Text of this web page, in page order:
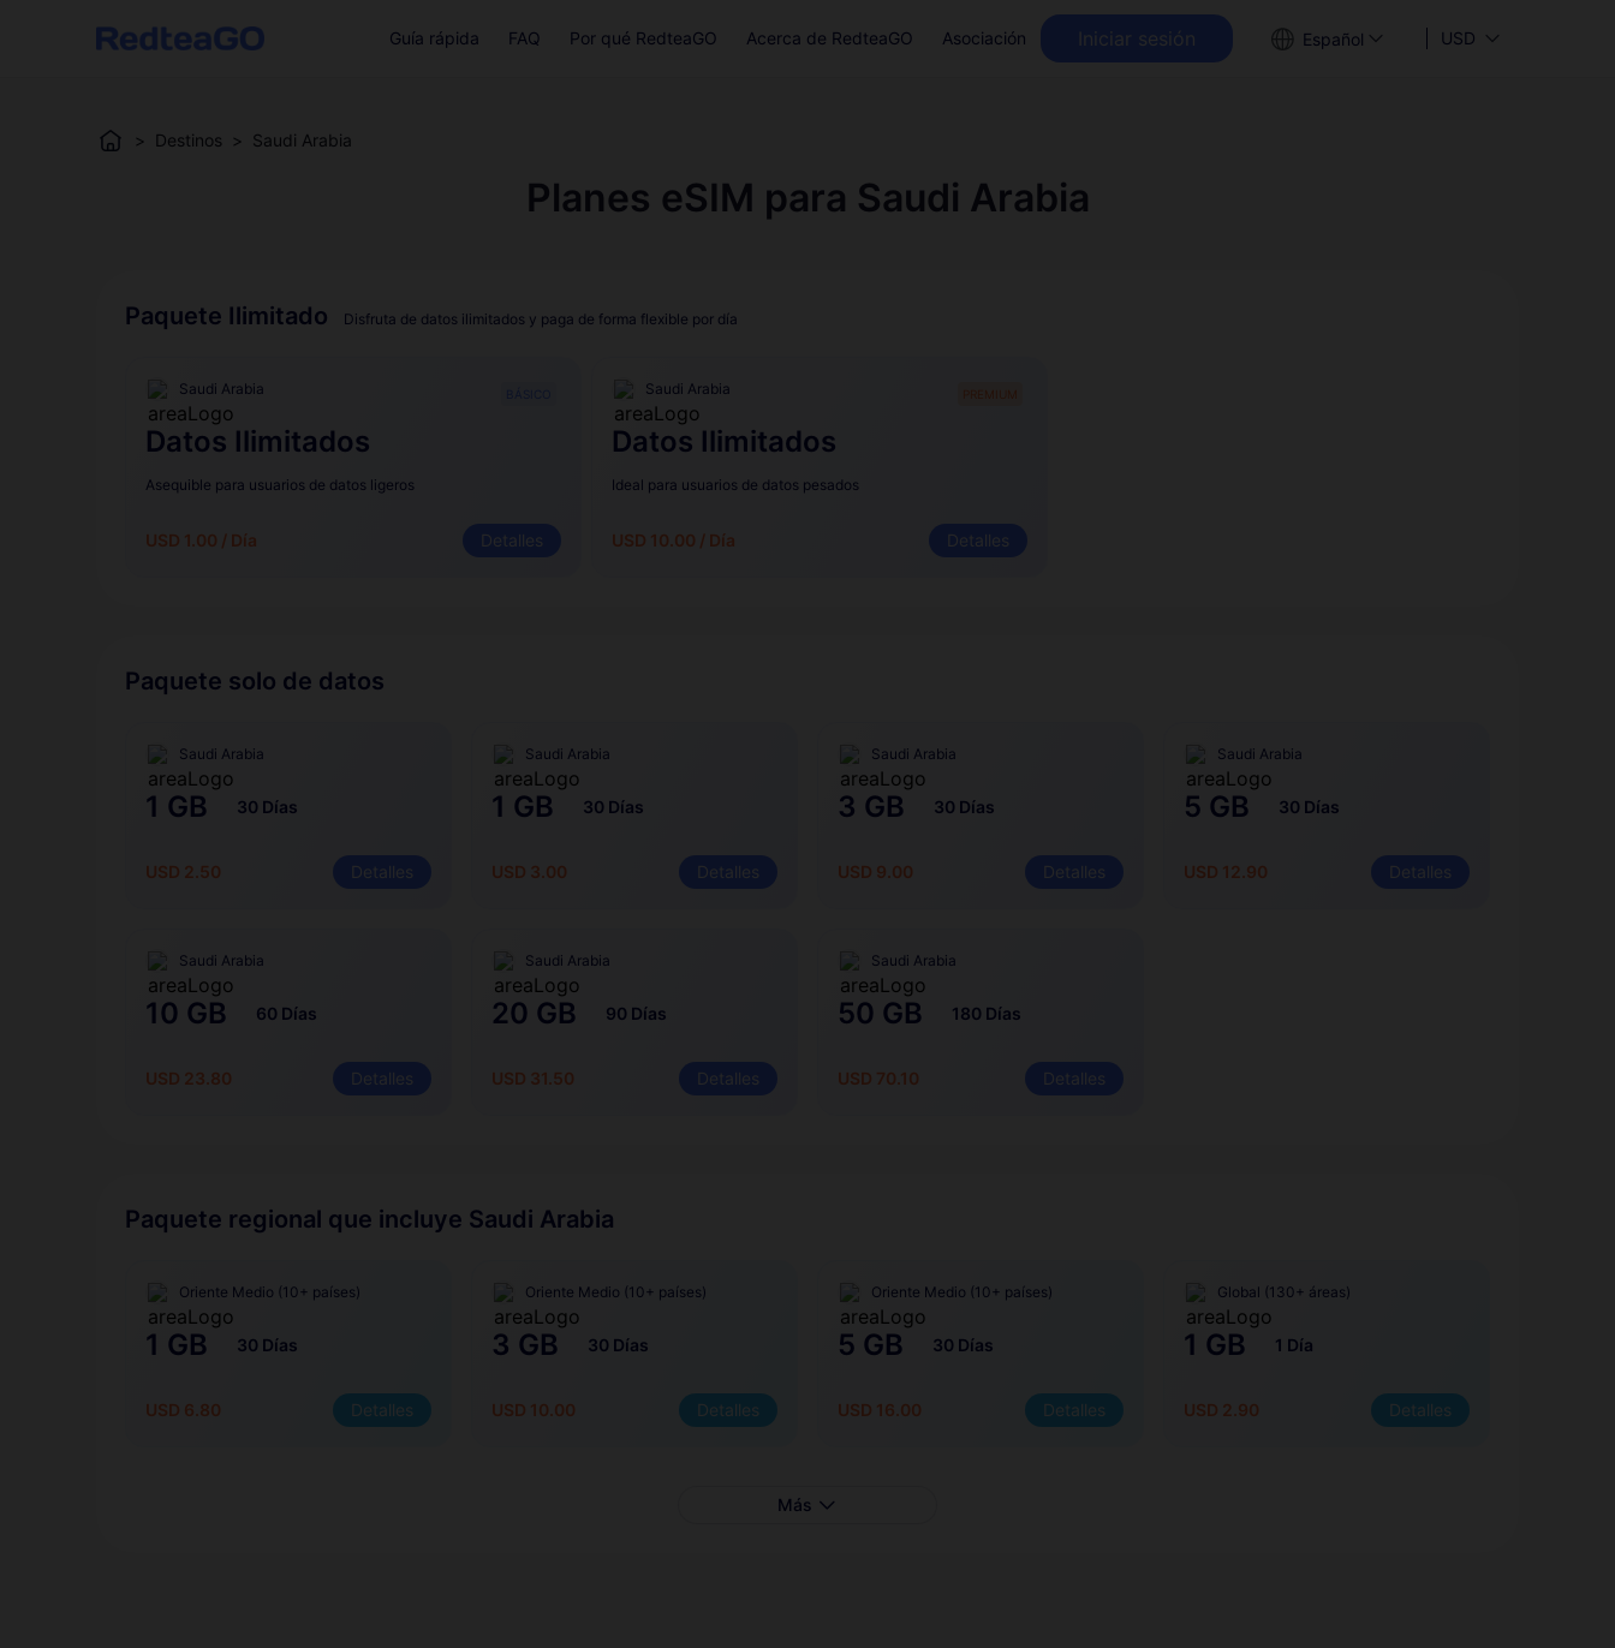
Guía rápida FAQ Por qué RedteaGO Acerca de RedteaGO Asociación Iniciar sesión Español USD
> Destinos > Saudi Arabia
Planes eSIM para Saudi Arabia
Paquete Ilimitado Disfruta de datos ilimitados y paga de forma flexible por día
Saudi Arabia
Datos Ilimitados
Asequible para usuarios de datos ligeros
USD 1.00 / Día Detalles
Saudi Arabia
Datos Ilimitados
Ideal para usuarios de datos pesados
USD 10.00 / Día Detalles
PREMIUM
Paquete solo de datos
Saudi Arabia
1 GB 30 Días
USD 2.50 Detalles
Saudi Arabia
1 GB 30 Días
USD 3.00 Detalles
Saudi Arabia
3 GB 30 Días
USD 9.00 Detalles
Saudi Arabia
5 GB 30 Días
USD 12.90 Detalles
Saudi Arabia
10 GB 60 Días
USD 23.80 Detalles
Saudi Arabia
20 GB 90 Días
USD 31.50 Detalles
Saudi Arabia
50 GB 180 Días
USD 70.10 Detalles
Paquete regional que incluye Saudi Arabia
Oriente Medio (10+ países)
1 GB 30 Días
USD 6.80 Detalles
Oriente Medio (10+ países)
3 GB 30 Días
USD 10.00 Detalles
Oriente Medio (10+ países)
5 GB 30 Días
USD 16.00 Detalles
Global (130+ áreas)
1 GB 1 Día
USD 2.90 Detalles
Más